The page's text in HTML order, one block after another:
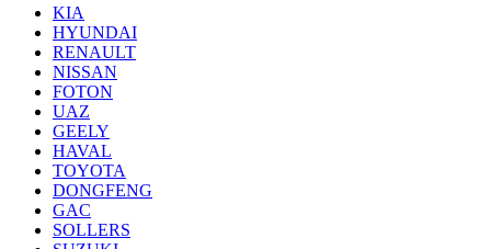
KIA
HYUNDAI
RENAULT
NISSAN
FOTON
UAZ
GEELY
HAVAL
TOYOTA
DONGFENG
GAC
SOLLERS